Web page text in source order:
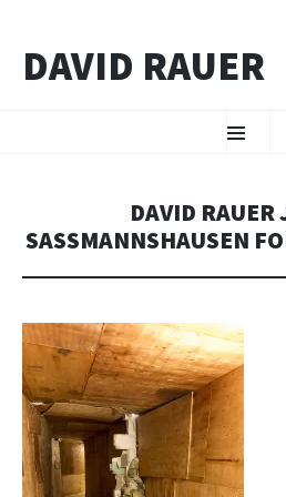
DAVID RAUER
DAVID RAUER
SASSMANNSHAUSEN